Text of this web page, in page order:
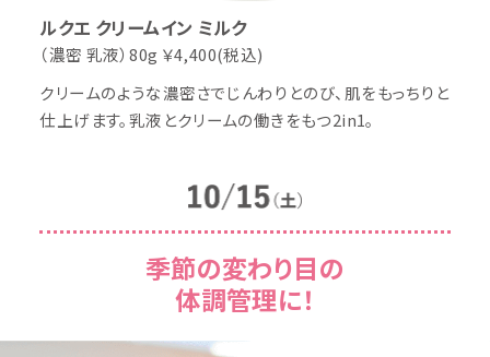
ルクエ クリームイン ミルク
（濃密 乳液）80g ￥4,400(税込)
クリームのような濃密さでじんわりとのび、肌をもっちりと
仕上げます。乳液とクリームの働きをもつ2in1。
季節の変わり目の
体調管理に！